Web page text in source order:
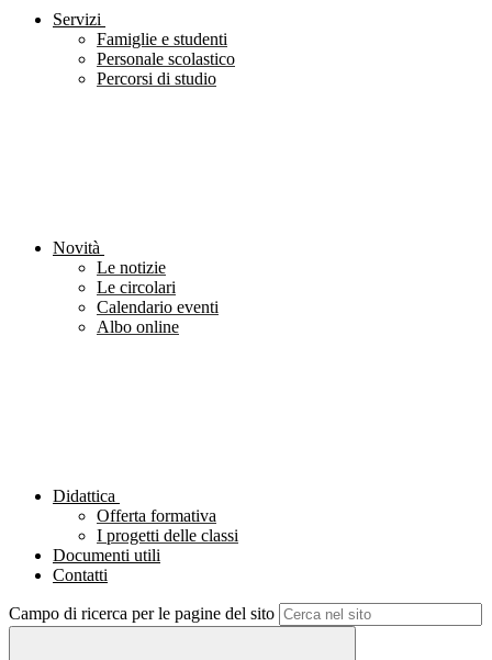
Servizi
Famiglie e studenti
Personale scolastico
Percorsi di studio
Novità
Le notizie
Le circolari
Calendario eventi
Albo online
Didattica
Offerta formativa
I progetti delle classi
Documenti utili
Contatti
Campo di ricerca per le pagine del sito